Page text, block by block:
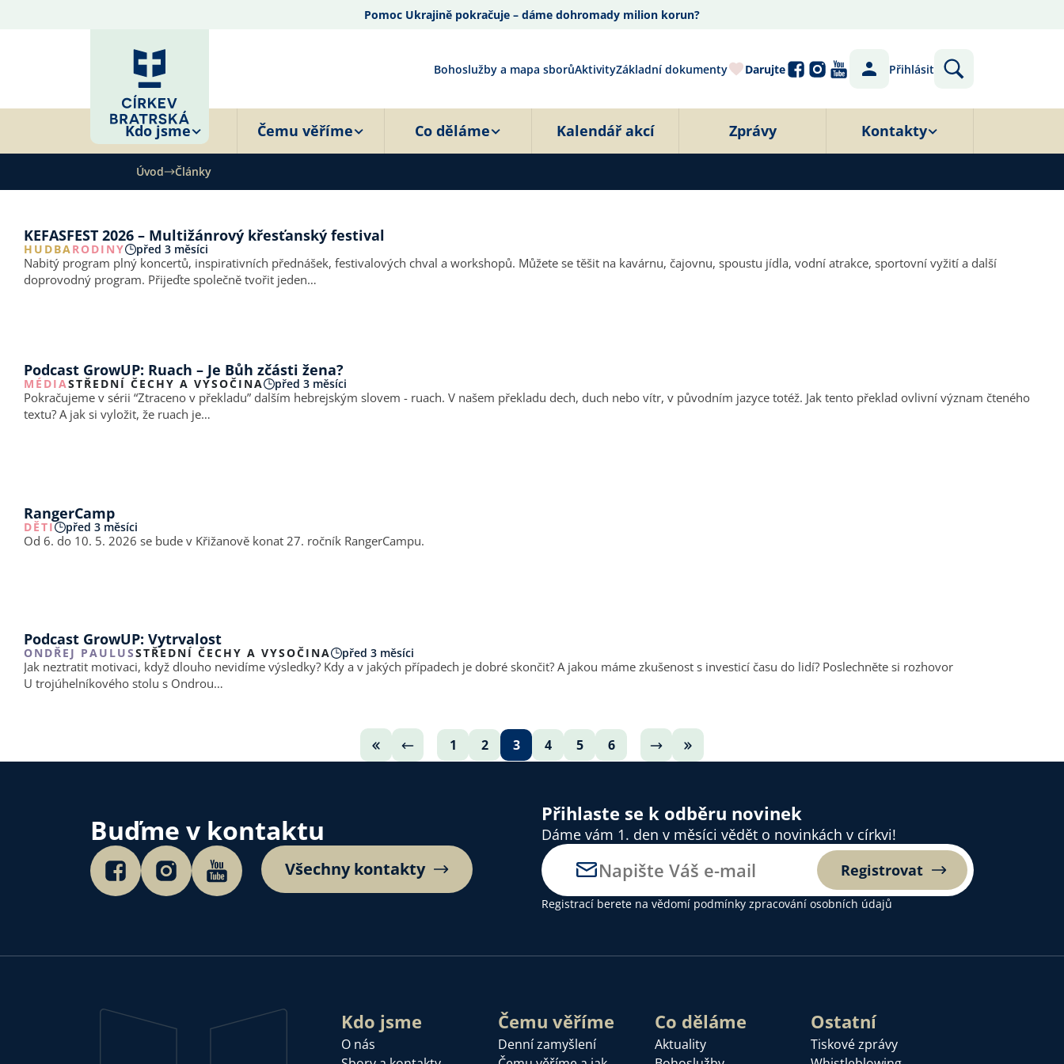
Pomoc Ukrajině pokračuje – dáme dohromady milion korun?
Bohoslužby a mapa sborůAktivityZákladní dokumenty Darujte Přihlásit
Kdo jsme Čemu věříme Co děláme Kalendář akcí Zprávy Kontakty
Úvod Články
KEFASFEST 2026 – Multižánrový křesťanský festival
HUDBARODINY před 3 měsíci
Nabitý program plný koncertů, inspirativních přednášek, festivalových chval a workshopů. Můžete se těšit na kavárnu, čajovnu, spoustu jídla, vodní atrakce, sportovní vyžití a další
doprovodný program. Přijeďte společně tvořit jeden…
Podcast GrowUP: Ruach – Je Bůh zčásti žena?
MÉDIASTŘEDNÍ ČECHY A VYSOČINA před 3 měsíci
Pokračujeme v sérii “Ztraceno v překladu” dalším hebrejským slovem - ruach. V našem překladu dech, duch nebo vítr, v původním jazyce totéž. Jak tento překlad ovlivní význam čteného
textu? A jak si vyložit, že ruach je…
RangerCamp
DĚTI před 3 měsíci
Od 6. do 10. 5. 2026 se bude v Křižanově konat 27. ročník RangerCampu.
Podcast GrowUP: Vytrvalost
ONDŘEJ PAULUSSTŘEDNÍ ČECHY A VYSOČINA před 3 měsíci
Jak neztratit motivaci, když dlouho nevidíme výsledky? Kdy a v jakých případech je dobré skončit? A jakou máme zkušenost s investicí času do lidí? Poslechněte si rozhovor
U trojúhelníkového stolu s Ondrou…
1 2 3 4 5 6
Buďme v kontaktu
Všechny kontakty
Přihlaste se k odběru novinek
Dáme vám 1. den v měsíci vědět o novinkách v církvi!
Registrovat
Registrací berete na vědomí podmínky zpracování osobních údajů
Kdo jsme
O nás
Čemu věříme
Denní zamyšlení
Co děláme
Aktuality
Ostatní
Tiskové zprávy